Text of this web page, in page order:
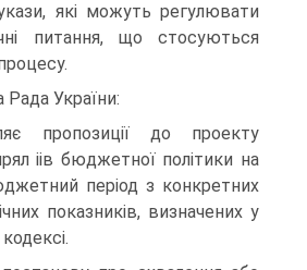
які можуть регулювати
питання, що стосуються
України:
пропозиції до проекту
іів бюджетної політики на
період з конкретних
показників, визначених у